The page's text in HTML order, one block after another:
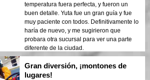
temperatura fuera perfecta, y fueron un
buen detalle. Yuta fue un gran guía y fue
muy paciente con todos. Definitivamente lo
haría de nuevo, y me sugirieron que
probara otra sucursal para ver una parte
diferente de la ciudad.
Gran diversión, ¡montones de
lugares!